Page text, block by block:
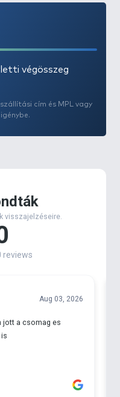
végösszeg
cím és MPL vagy